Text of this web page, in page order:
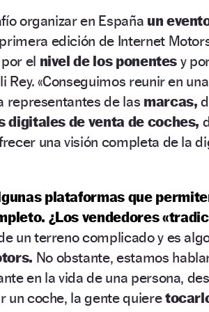
organizar en España un
edición de Internet
el nivel de los ponentes y
Rey. «Conseguimos reunir en
representantes de las marcas,
digitales de venta de coches,
una visión completa de la
plataformas que
¿Los vendedores
un terreno complicado y es
No obstante, estamos
en la vida de una persona,
un coche, la gente quiere